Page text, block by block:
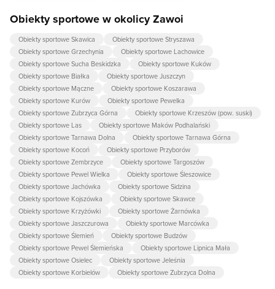
Obiekty sportowe w okolicy Zawoi
Obiekty sportowe Skawica
Obiekty sportowe Stryszawa
Obiekty sportowe Grzechynia
Obiekty sportowe Lachowice
Obiekty sportowe Sucha Beskidzka
Obiekty sportowe Kuków
Obiekty sportowe Białka
Obiekty sportowe Juszczyn
Obiekty sportowe Mączne
Obiekty sportowe Koszarawa
Obiekty sportowe Kurów
Obiekty sportowe Pewelka
Obiekty sportowe Zubrzyca Górna
Obiekty sportowe Krzeszów (pow. suski)
Obiekty sportowe Las
Obiekty sportowe Maków Podhalański
Obiekty sportowe Tarnawa Dolna
Obiekty sportowe Tarnawa Górna
Obiekty sportowe Kocoń
Obiekty sportowe Przyborów
Obiekty sportowe Zembrzyce
Obiekty sportowe Targoszów
Obiekty sportowe Pewel Wielka
Obiekty sportowe Śleszowice
Obiekty sportowe Jachówka
Obiekty sportowe Sidzina
Obiekty sportowe Kojszówka
Obiekty sportowe Skawce
Obiekty sportowe Krzyżówki
Obiekty sportowe Żarnówka
Obiekty sportowe Jaszczurowa
Obiekty sportowe Marcówka
Obiekty sportowe Ślemień
Obiekty sportowe Budzów
Obiekty sportowe Pewel Ślemieńska
Obiekty sportowe Lipnica Mała
Obiekty sportowe Osielec
Obiekty sportowe Jeleśnia
Obiekty sportowe Korbielów
Obiekty sportowe Zubrzyca Dolna